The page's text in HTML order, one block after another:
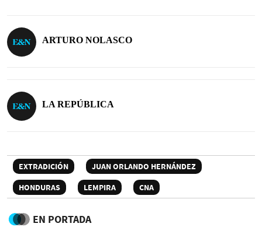
ARTURO NOLASCO
LA REPÚBLICA
EXTRADICIÓN
JUAN ORLANDO HERNÁNDEZ
HONDURAS
LEMPIRA CNA
EN PORTADA